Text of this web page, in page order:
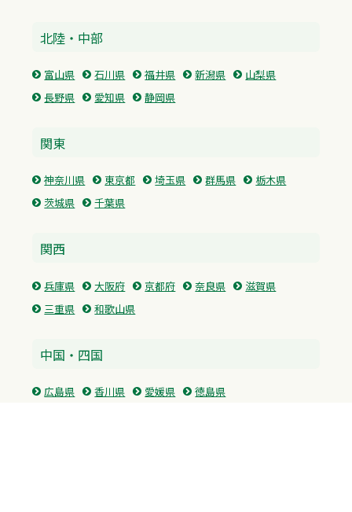
北陸・中部
富山県 石川県 福井県 新潟県
山梨県
長野県
愛知県 静岡県
関東
神奈川県 東京都 埼玉県 群馬県
栃木県
茨城県
千葉県
関西
兵庫県 大阪府 京都府 奈良県
滋賀県
三重県
和歌山県
中国・四国
広島県 香川県 愛媛県 徳島県